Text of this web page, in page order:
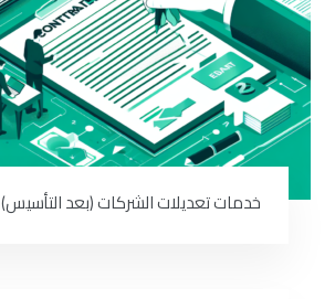
خدمات تعديلات الشركات (بعد التأسيس)